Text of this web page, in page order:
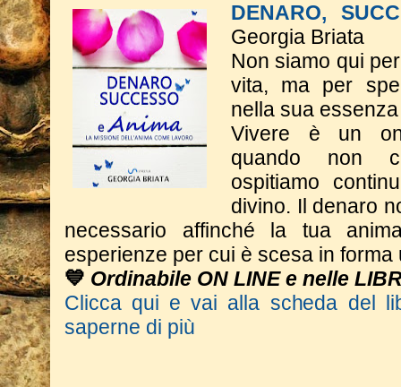
DENARO,
Georgia Briata
Non siamo qui
vita, ma per
nella sua
Vivere è un
quando non
ospitiamo
divino. Il denaro
necessario affinché la tua
esperienze per cui è scesa in
💙 Ordinabile ON LINE e nelle
Clicca qui e vai alla scheda del
saperne di più